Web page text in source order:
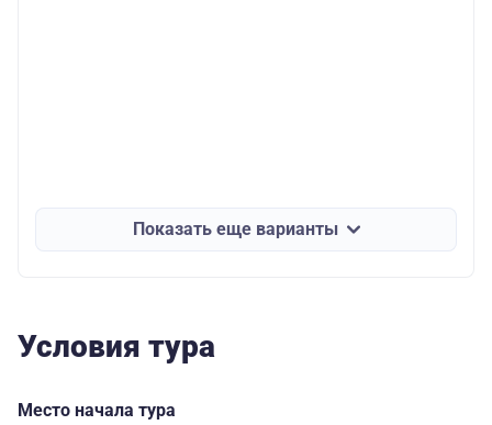
Показать еще варианты
Условия тура
Место начала тура